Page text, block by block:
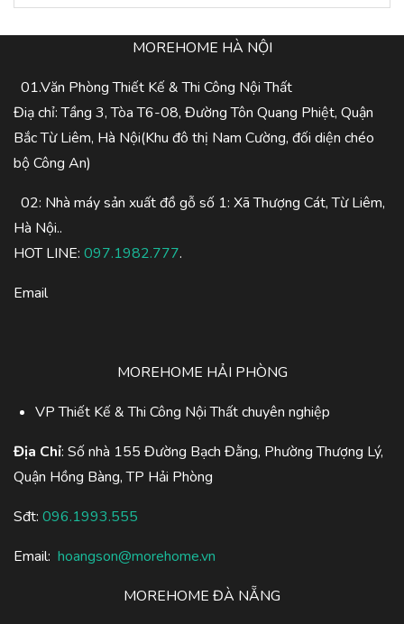
MOREHOME HÀ NỘI
01.Văn Phòng Thiết Kế & Thi Công Nội Thất
Điạ chỉ: Tầng 3, Tòa T6-08, Đường Tôn Quang Phiệt, Quận
Bắc Từ Liêm, Hà Nội(Khu đô thị Nam Cường, đối diện chéo
bộ Công An)
02: Nhà máy sản xuất đồ gỗ số 1: Xã Thượng Cát, Từ Liêm,
Hà Nội..
HOT LINE: 097.1982.777.
Email
MOREHOME HẢI PHÒNG
VP Thiết Kế & Thi Công Nội Thất chuyên nghiệp
Địa Chỉ: Số nhà 155 Đường Bạch Đằng, Phường Thượng Lý,
Quận Hồng Bàng, TP Hải Phòng
Sđt: 096.1993.555
Email: hoangson@morehome.vn
MOREHOME ĐÀ NẴNG